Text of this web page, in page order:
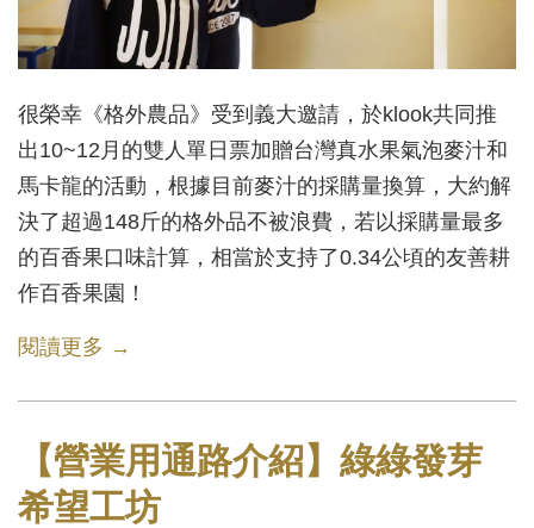
很榮幸《格外農品》受到義大邀請，於klook共同推
出10~12月的雙人單日票加贈台灣真水果氣泡麥汁和
馬卡龍的活動，根據目前麥汁的採購量換算，大約解
決了超過148斤的格外品不被浪費，若以採購量最多
的百香果口味計算，相當於支持了0.34公頃的友善耕
作百香果園！
閱讀更多 →
【營業用通路介紹】綠綠發芽
希望工坊